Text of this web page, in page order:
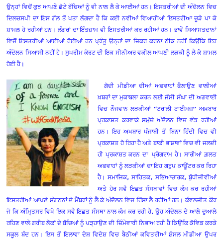
ਉਨ੍ਹਾਂ ਵਿਚੋਂ ਕੁਝ ਆਪਣੇ ਛੋਟੇ ਬੱਚਿਆਂ ਨੂੰ ਵੀ ਨਾਲ ਲੈ ਕੇ ਆਈਆਂ ਹਨ। ਇਸਤਰੀਆਂ ਦੀ ਅੰਦੋਲਨ ਵਿਚ
ਦਿਲਚਸਪੀ ਦਾ ਇਸ ਗੱਲ ਤੋਂ ਪਤਾ ਲੱਗਦਾ ਹੈ ਕਿ ਕਈ ਨਵੀਆਂ ਵਿਆਹੀਆਂ ਇਸਤਰੀਆ ਚੂੜੇ ਪਾ ਕੇ
ਸ਼ਾਮਲ ਹੋ ਰਹੀਆਂ ਹਨ। ਲੰਗਰਾਂ ਦਾ ਇੰਤਜ਼ਾਮ ਵੀ ਇਸਤਰੀਆਂ ਕਰ ਰਹੀਆਂ ਹਨ। ਭਾਵੇਂ ਸਿਆਸਤਦਾਨਾਂ
ਵਿਚੋਂ ਇਸਤਰੀਆਂ ਆਈਆਂ ਹੋਈਆਂ ਹਨ ਪ੍ਰੰਤੂ ਉਨ੍ਹਾਂ ਦਾ ਜ਼ਿਕਰ ਕਰਨਾ ਠੀਕ ਨਹੀਂ ਕਿਉਂਕਿ ਇਹ
ਅੰਦੋਲਨ ਸਿਆਸੀ ਨਹੀਂ ਹੈ। ਸੁਪਰੀਮ ਕੋਰਟ ਦੀ ਇਕ ਸੀਨੀਅਰ ਵਕੀਲ ਆਪਣੀ ਲੜਕੀ ਨੂੰ ਲੈ ਕੇ ਸ਼ਾਮਲ
ਹੋਈ ਹੈ।
ਗੋਦੀ ਮੀਡੀਆ ਦੀਆਂ ਅਫਵਾਹਾਂ ਫੈਲਾਉਣ ਵਾਲੀਆਂ
ਖ਼ਬਰਾਂ ਦਾ ਮੁਕਾਬਲਾ ਕਰਨ ਲਈ ਜੱਸੀ ਸੰਘਾ ਦੀ ਅਗਵਾਈ
ਵਿਚ ਨੌਜਵਾਨ ਲੜਕੀਆਂ ‘‘ਟਰਾਲੀ ਟਾਈਮਜ਼’’ ਅਖ਼ਬਾਰ
ਪ੍ਰਕਾਸ਼ਤ ਕਰਵਾਕੇ ਸਮੁੱਚੇ ਅੰਦੋਲਨ ਵਿਚ ਵੰਡ ਰਹੀਆਂ
ਹਨ। ਇਹ ਅਖਬਾਰ ਪੰਜਾਬੀ ਤੋਂ ਬਿਨਾ ਹਿੰਦੀ ਵਿਚ ਵੀ
ਪ੍ਰਕਾਸ਼ਤ ਹੋ ਰਿਹਾ ਹੈ ਅਤੇ ਬਾਕੀ ਭਾਸ਼ਾਵਾਂ ਵਿਚ ਵੀ ਜਲਦੀ
ਹੀ ਪ੍ਰਕਾਸ਼ਤ ਕਰਨ ਦਾ ਪ੍ਰੋਗਰਾਮ ਹੈ। ਸਾਰੀਆਂ ਗ਼ਲਤ
ਅਫਵਾਹਾਂ ਨੂੰ ਲੜਕੀਆਂ ਦਾ ਇਹ ਗਰੁਪ ਕਾਊਂਟਰ ਕਰ ਰਿਹਾ
ਹੈ। ਸਮਾਜਿਕ, ਸਾਹਿਤਕ, ਸਭਿਆਚਾਰਕ, ਬੁੱਧੀਜੀਵੀਆਂ
ਅਤੇ ਹੋਰ ਸਵੈ ਇਛਤ ਸੰਸਥਾਵਾਂ ਵਿਚ ਕੰਮ ਕਰ ਰਹੀਆਂ
ਇਸਤਰੀਆਂ ਆਪਣੇ ਸੰਗਠਨਾਂ ਦੇ ਮੈਂਬਰਾਂ ਨੂੰ ਲੈ ਕੇ ਅੰਦੋਲਨ ਵਿਚ ਹਿੱਸਾ ਲੈ ਰਹੀਆਂ ਹਨ। ਕੰਵਲਜੀਤ ਕੌਰ
ਜੋ ਕਿ ਅੰਮਿ੍ਤਸਰ ਵਿਖੇ ਇਕ ਸਵੈ ਇਛਤ ਸੰਸਥਾ ਨਾਲ ਕੰਮ ਕਰ ਰਹੀ ਹੈ, ਉਹ ਅੰਦੋਲਨ ਦੇ ਆਲੇ ਦੁਆਲੇ
ਰਹਿਣ ਵਾਲੇ ਗਰੀਬ ਲੋਕਾਂ ਦੇ ਬੱਚਿਆਂ ਨੂੰ ਪੜ੍ਹਾਉਣ ਦੀ ਜ਼ਿੰਮੇਵਾਰੀ ਨਿਭਾਅ ਰਹੀ ਹੈ ਕਿਉਂਕਿ ਕੋਵਿਡ ਕਰਕੇ
ਸਕੂਲ ਬੰਦ ਹਨ। ਇਸ ਤੋਂ ਇਲਾਵਾ ਦੇਸ਼ ਵਿਦੇਸ਼ ਵਿਚ ਬੈਠੀਆਂ ਕਵਿਤਰੀਆਂ ਸ਼ੋਸਲ ਮੀਡੀਆ ਉਪਰ